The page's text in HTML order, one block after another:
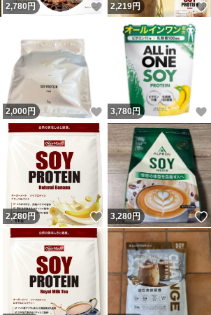
いいね！
2,780 円 いいね！
2,219円
いいね！
2,000円 いいね！
3,780円
いいね！
2,280円 いいね！
3,280円